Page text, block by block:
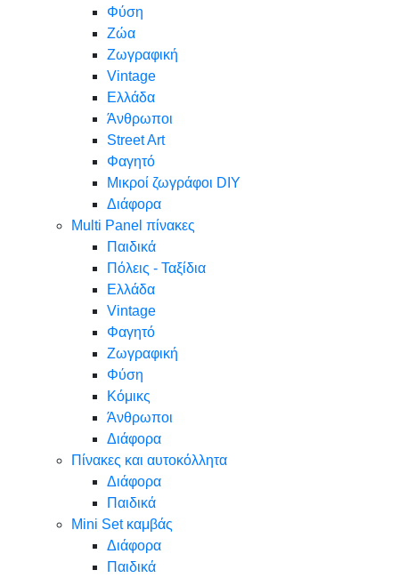
Φύση
Ζώα
Ζωγραφική
Vintage
Ελλάδα
Άνθρωποι
Street Art
Φαγητό
Μικροί ζωγράφοι DIY
Διάφορα
Multi Panel πίνακες
Παιδικά
Πόλεις - Ταξίδια
Ελλάδα
Vintage
Φαγητό
Ζωγραφική
Φύση
Κόμικς
Άνθρωποι
Διάφορα
Πίνακες και αυτοκόλλητα
Διάφορα
Παιδικά
Mini Set καμβάς
Διάφορα
Παιδικά